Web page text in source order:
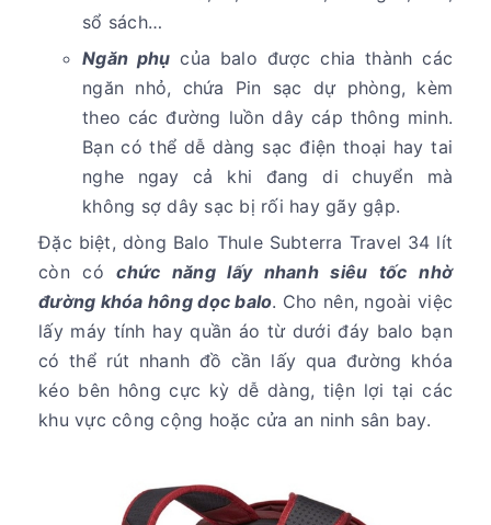
sổ sách…
Ngăn phụ của balo được chia thành các
ngăn nhỏ, chứa Pin sạc dự phòng, kèm
theo các đường luồn dây cáp thông minh.
Bạn có thể dễ dàng sạc điện thoại hay tai
nghe ngay cả khi đang di chuyển mà
không sợ dây sạc bị rối hay gãy gập.
Đặc biệt, dòng Balo Thule Subterra Travel 34 lít
còn cóchức năng lấy nhanh siêu tốc nhờ
đường khóa hông dọc balo. Cho nên, ngoài việc
lấy máy tính hay quần áo từ dưới đáy balo bạn
có thể rút nhanh đồ cần lấy qua đường khóa
kéo bên hông cực kỳ dễ dàng, tiện lợi tại các
khu vực công cộng hoặc cửa an ninh sân bay.